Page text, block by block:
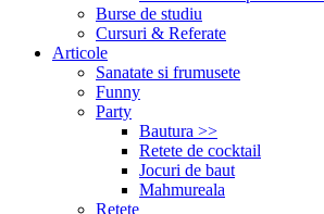
Burse de studiu
Cursuri & Referate
Articole
Sanatate si frumusete
Funny
Party
Bautura >>
Retete de cocktail
Jocuri de baut
Mahmureala
Retete